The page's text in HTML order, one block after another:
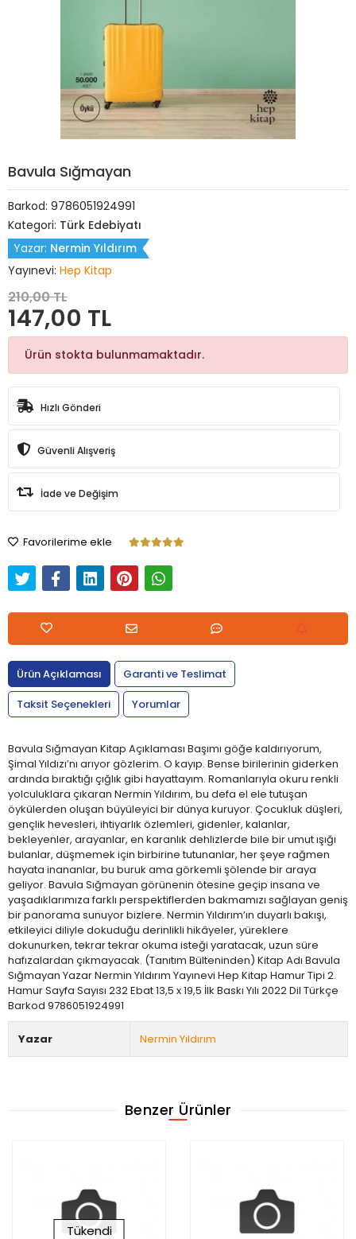
Bavula Sığmayan
Barkod: 9786051924991
Kategori: Türk Edebiyatı
Yazar: Nermin Yıldırım
Yayınevi: Hep Kitap
210,00 TL
147,00 TL
Ürün stokta bulunmamaktadır.
Hızlı Gönderi
Güvenli Alışveriş
İade ve Değişim
Favorilerime ekle
Ürün Açıklaması
Garanti ve Teslimat
Taksit Seçenekleri
Yorumlar
Bavula Sığmayan Kitap Açıklaması Başımı göğe kaldırıyorum,
Şimal Yıldızı’nı arıyor gözlerim. O kayıp. Bense birilerinin giderken
ardında bıraktığı çığlık gibi hayattayım. Romanlarıyla okuru renkli
yolculuklara çıkaran Nermin Yıldırım, bu defa el ele tutuşan
öykülerden oluşan büyüleyici bir dünya kuruyor. Çocukluk düşleri,
gençlik hevesleri, ihtiyarlık özlemleri, gidenler, kalanlar,
bekleyenler, arayanlar, en karanlık dehlizlerde bile bir umut ışığı
bulanlar, düşmemek için birbirine tutunanlar, her şeye rağmen
hayata inananlar, bu buruk ama görkemli şölende bir araya
geliyor. Bavula Sığmayan görünenin ötesine geçip insana ve
yaşadıklarımıza farklı perspektiflerden bakmamızı sağlayan geniş
bir panorama sunuyor bizlere. Nermin Yıldırım’ın duyarlı bakışı,
etkileyici diliyle dokuduğu derinlikli hikâyeler, yüreklere
dokunurken, tekrar tekrar okuma isteği yaratacak, uzun süre
hafızalardan çıkmayacak. (Tanıtım Bülteninden) Kitap Adı Bavula
Sığmayan Yazar Nermin Yıldırım Yayınevi Hep Kitap Hamur Tipi 2.
Hamur Sayfa Sayısı 232 Ebat 13,5 x 19,5 İlk Baskı Yılı 2022 Dil Türkçe
Barkod 9786051924991
Yazar Nermin Yıldırım
Benzer Ürünler
Tükendi